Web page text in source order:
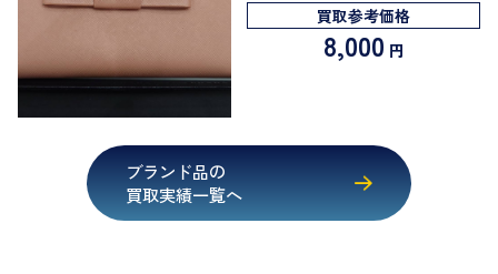
買取参考価格
8,000 円
ブランド品の
買取実績一覧へ